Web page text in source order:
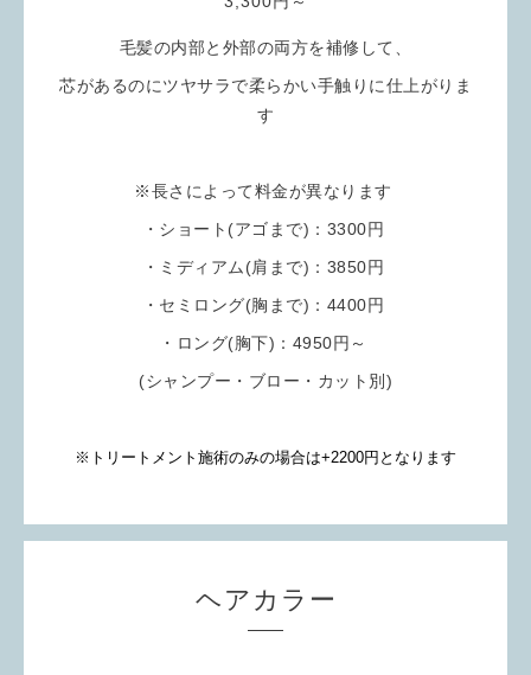
毛髪の内部と外部の両方を補修して、
芯があるのにツヤサラで柔らかい手触りに仕上がりま
す
※長さによって料金が異なります
・ショート(アゴまで)：3300円
・ミディアム(肩まで)：3850円
・セミロング(胸まで)：4400円
・ロング(胸下)：4950円～
(シャンプー・ブロー・カット別)
※トリートメント施術のみの場合は+2200円となります
ヘアカラー